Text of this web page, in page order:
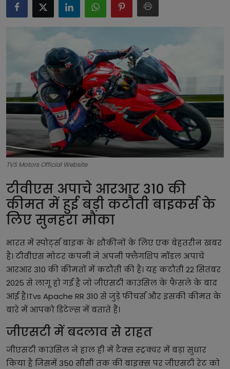
टेक्नोलॉजी
लाइफस्टाइल
TVS Motors Official Website
टीवीएस अपाचे आरआर 310 की
कीमत में हुई बड़ी कटौती बाइकर्स के
लिए सुनहरा मौका
भारत में स्पोर्ट्स बाइक के शौकीनों के लिए एक बेहतरीन खबर
है। टीवीएस मोटर कंपनी ने अपनी फ्लैगशिप मॉडल अपाचे
आरआर 310 की कीमतों में कटौती की है। यह कटौती 22 सितंबर
2025 से लागू हो गई है जो जीएसटी काउंसिल के फैसले के बाद
आई है।Tvs Apache RR 310 से जुड़े फीचर्स और इसकी कीमत के
बारे में आपको डिटेल्स में बताते हैं।
जीएसटी में बदलाव से राहत
जीएसटी काउंसिल ने हाल ही में टैक्स स्ट्रक्चर में बड़ा सुधार
किया है जिसमें 350 सीसी तक की बाइक्स पर जीएसटी रेट को